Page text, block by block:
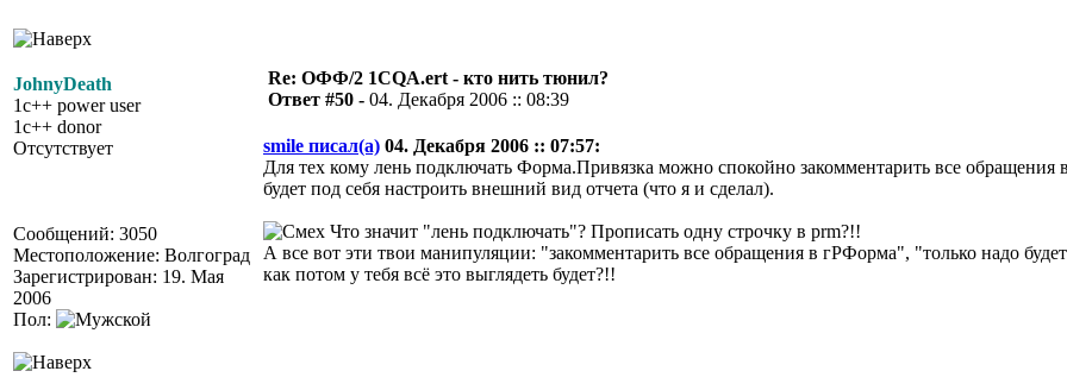
JohnyDeath
1c++ power user
1c++ donor
Отсутствует
Сообщений: 3050
Местоположение: Волгоград
Зарегистрирован: 19. Мая
2006
Пол:
Re: ОФФ/2 1CQA.ert - кто нить тюнил?
Ответ #50 - 04. Декабря 2006 :: 08:39
smile писал(а) 04. Декабря 2006 :: 07:57:
Для тех кому лень подключать Форма.Привязка можно спокойно закомментарить все
будет под себя настроить внешний вид отчета (что я и сделал).
Что значит "лень подключать"? Прописать одну строчку в prm?!!
А все вот эти твои манипуляции: "закомментарить все обращения в гРФорма", "только надо
как потом у тебя всё это выглядеть будет?!!